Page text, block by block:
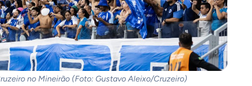
no Mineirão (Foto: Gustavo Aleixo/Cruzeiro)